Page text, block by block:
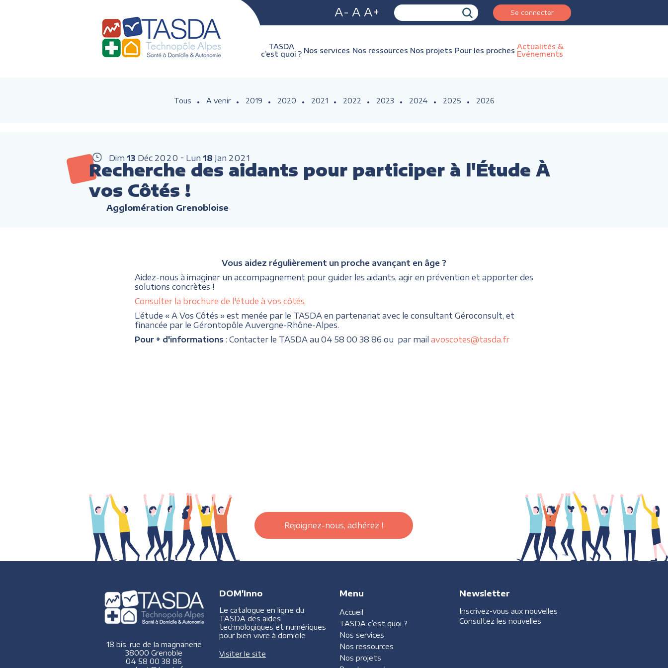
A- A A+ Se connecter
TASDA
c’est quoi ? Nos services Nos ressources Nos projets Pour les proches Actualités &
Evénements
Tous A venir 2019 2020 2021 2022 2023 2024 2025 2026
Dim 13 Déc 2020 Lun 18 Jan 2021
Recherche des aidants pour participer à l'Étude À
vos Côtés !
Agglomération Grenobloise
Vous aidez régulièrement un proche avançant en âge ?
Aidez-nous à imaginer un accompagnement pour guider les aidants, agir en prévention et apporter des
solutions concrètes !
Consulter la brochure de l'étude à vos côtés
L’étude « A Vos Côtés » est menée par le TASDA en partenariat avec le consultant Géroconsult, et
financée par le Gérontopôle Auvergne-Rhône-Alpes.
Pour + d'informations: Contacter le TASDA au 04 58 00 38 86 ou par mail avoscotes@tasda.fr
Rejoignez-nous, adhérez !
18 bis, rue de la magnanerie
38000 Grenoble
04 58 00 38 86
DOM'Inno
Le catalogue en ligne du
TASDA des aides
technologiques et numériques
pour bien vivre à domicile
Visiter le site
Menu
Accueil
TASDA c’est quoi ?
Nos services
Nos ressources
Nos projets
Newsletter
Inscrivez-vous aux nouvelles
Consultez les nouvelles